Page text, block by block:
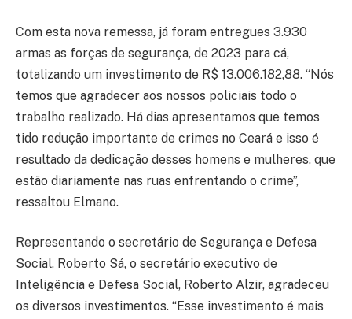
Com esta nova remessa, já foram entregues 3.930
armas as forças de segurança, de 2023 para cá,
totalizando um investimento de R$ 13.006.182,88. “Nós
temos que agradecer aos nossos policiais todo o
trabalho realizado. Há dias apresentamos que temos
tido redução importante de crimes no Ceará e isso é
resultado da dedicação desses homens e mulheres, que
estão diariamente nas ruas enfrentando o crime”,
ressaltou Elmano.
Representando o secretário de Segurança e Defesa
Social, Roberto Sá, o secretário executivo de
Inteligência e Defesa Social, Roberto Alzir, agradeceu
os diversos investimentos. “Esse investimento é mais